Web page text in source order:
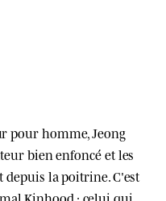
pour homme, Jeong
bien enfoncé et les
depuis la poitrine. C'est
Kinhood : celui qui